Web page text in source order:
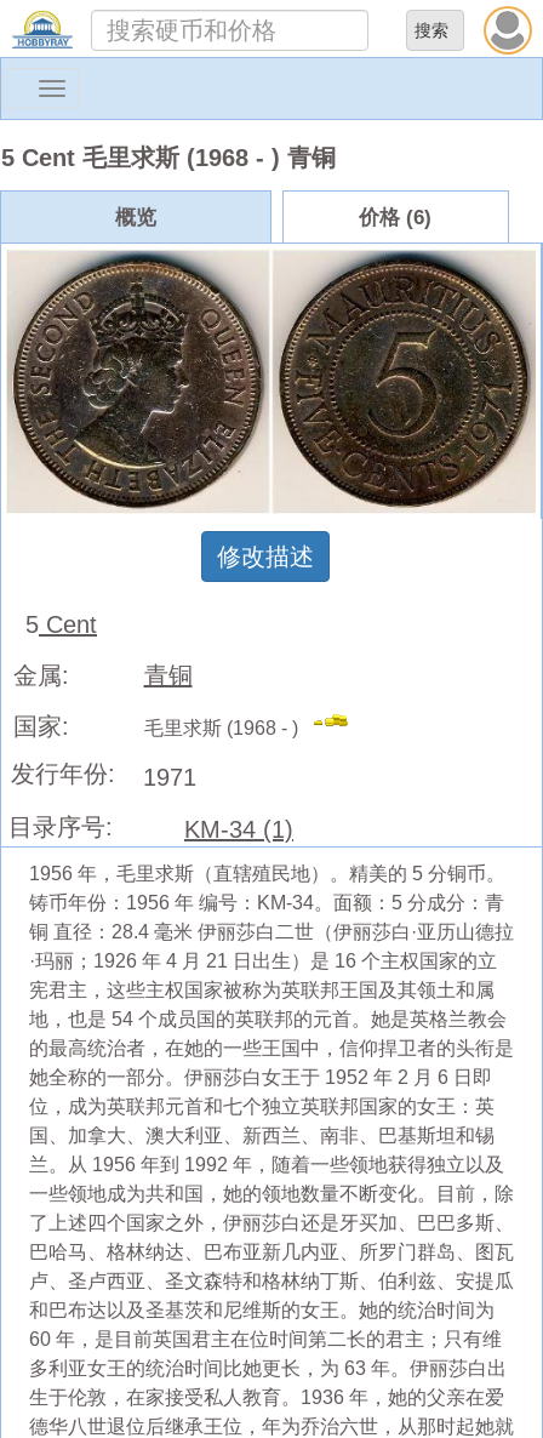
Toggle
5 Cent 毛里求斯 (1968 - ) 青铜
概览 价格 (6)
修改描述
5 Cent
金属:
青铜
国家:
毛里求斯 (1968 - )
发行年份:
1971
目录序号:
KM-34 (1)
1956 年，毛里求斯（直辖殖民地）。精美的 5 分铜币。
铸币年份：1956 年 编号：KM-34。面额：5 分成分：青
铜 直径：28.4 毫米 伊丽莎白二世（伊丽莎白·亚历山德拉
·玛丽；1926 年 4 月 21 日出生）是 16 个主权国家的立
宪君主，这些主权国家被称为英联邦王国及其领土和属
地，也是 54 个成员国的英联邦的元首。她是英格兰教会
的最高统治者，在她的一些王国中，信仰捍卫者的头衔是
她全称的一部分。伊丽莎白女王于 1952 年 2 月 6 日即
位，成为英联邦元首和七个独立英联邦国家的女王：英
国、加拿大、澳大利亚、新西兰、南非、巴基斯坦和锡
兰。从 1956 年到 1992 年，随着一些领地获得独立以及
一些领地成为共和国，她的领地数量不断变化。目前，除
了上述四个国家之外，伊丽莎白还是牙买加、巴巴多斯、
巴哈马、格林纳达、巴布亚新几内亚、所罗门群岛、图瓦
卢、圣卢西亚、圣文森特和格林纳丁斯、伯利兹、安提瓜
和巴布达以及圣基茨和尼维斯的女王。她的统治时间为
60 年，是目前英国君主在位时间第二长的君主；只有维
多利亚女王的统治时间比她更长，为 63 年。伊丽莎白出
生于伦敦，在家接受私人教育。1936 年，她的父亲在爱
德华八世退位后继承王位，年为乔治六世，从那时起她就